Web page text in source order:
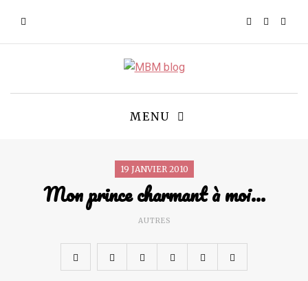
MENU
19 JANVIER 2010
Mon prince charmant à moi…
AUTRES